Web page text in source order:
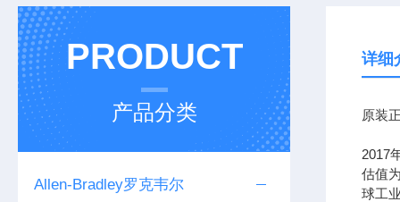
PRODUCT
产品分类
Allen-Bradley罗克韦尔
详细
原装
2017
估值
球工